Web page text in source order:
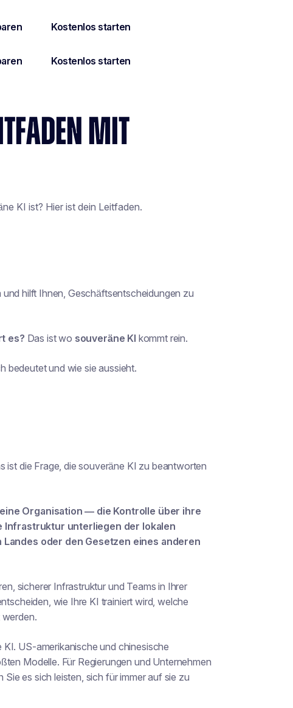
MIT
KI ist? Hier ist dein Leitfaden.
hilft Ihnen, Geschäftsentscheidungen zu
es? Das ist wo souveräne KI kommt rein.
bedeutet und wie sie aussieht.
ist die Frage, die souveräne KI zu beantworten
Organisation — die Kontrolle über ihre
Infrastruktur unterliegen der lokalen
oder den Gesetzen eines anderen
sicherer Infrastruktur und Teams in Ihrer
wie Ihre KI trainiert wird, welche
US-amerikanische und chinesische
Modelle. Für Regierungen und Unternehmen
es sich leisten, sich für immer auf sie zu